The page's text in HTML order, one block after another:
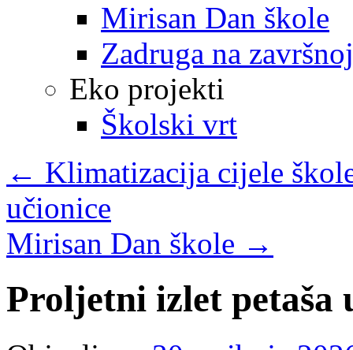
Mirisan Dan škole
Zadruga na
Eko projekti
Školski vrt
← Klimatizacija cijele
učionice
Mirisan Dan škole →
Proljetni izlet petaša